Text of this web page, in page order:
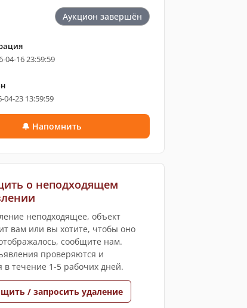
Аукцион завершён
04-16 23:59:59
04-23 13:59:59
🔔 Напомнить
о неподходящем
неподходящее, объект
вам или вы хотите, чтобы оно
сообщите нам.
проверяются и
в течение 1-5 рабочих дней.
/ запросить удаление